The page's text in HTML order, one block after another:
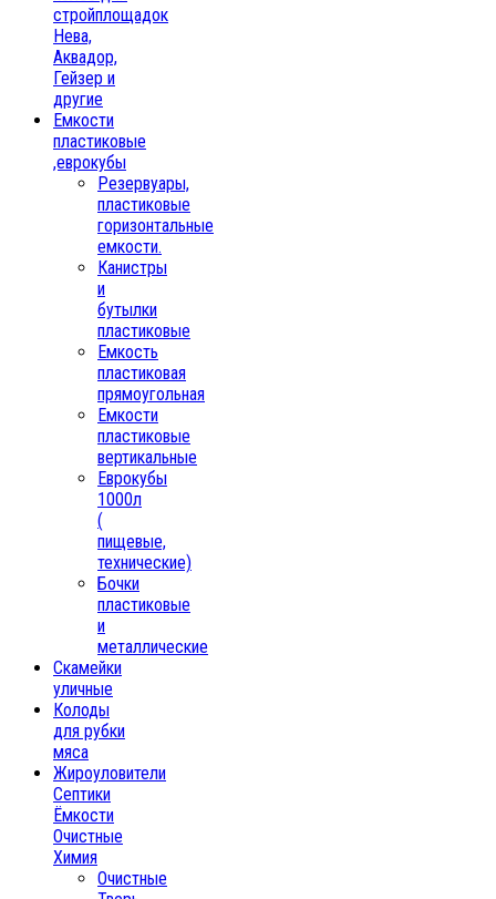
стройплощадок
Нева,
Аквадор,
Гейзер и
другие
Емкости
пластиковые
,еврокубы
Резервуары,
пластиковые
горизонтальные
емкости.
Канистры
и
бутылки
пластиковые
Емкость
пластиковая
прямоугольная
Емкости
пластиковые
вертикальные
Еврокубы
1000л
(
пищевые,
технические)
Бочки
пластиковые
и
металлические
Скамейки
уличные
Колоды
для рубки
мяса
Жироуловители
Септики
Ёмкости
Очистные
Химия
Очистные